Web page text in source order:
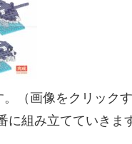
（画像をクリック
組み立てていきま